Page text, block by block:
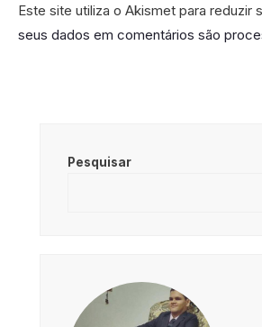
Este site utiliza o Akismet para reduzir
seus dados em comentários são
Pesquisar